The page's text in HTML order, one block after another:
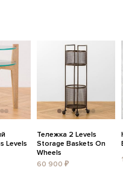
Levels
Тележка 2 Levels
Storage Baskets On
Wheels
60 900 ₽